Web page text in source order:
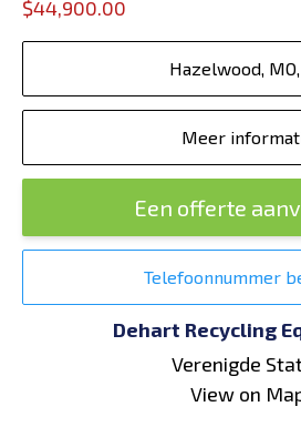
$44,900.00
Hazelwood, MO,
Meer
Een offerte
Telefoonnummer
Dehart Recycling
Verenigde
View on